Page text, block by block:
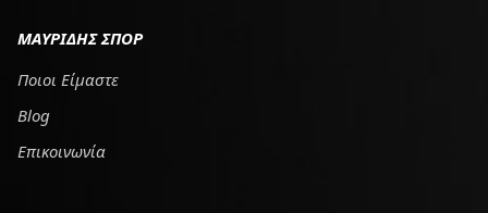
ΜΑΥΡΙΔΗΣ ΣΠΟΡ
Ποιοι Είμαστε
Blog
Επικοινωνία